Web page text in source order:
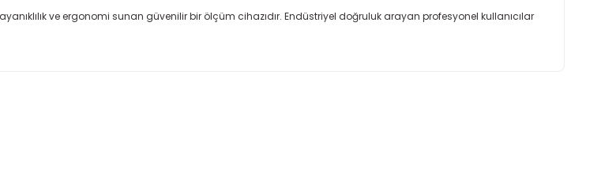
ve ergonomi sunan güvenilir bir ölçüm cihazıdır. Endüstriyel doğruluk arayan profesyonel kullanıcılar